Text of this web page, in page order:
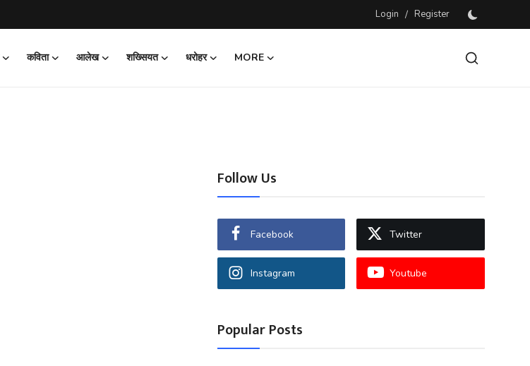
Login / Register
कविता आलेख शख्सियत धरोहर
MORE
Follow Us
Facebook Twitter
Instagram Youtube
Popular Posts